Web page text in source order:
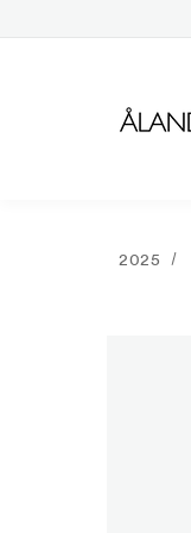
till
2025